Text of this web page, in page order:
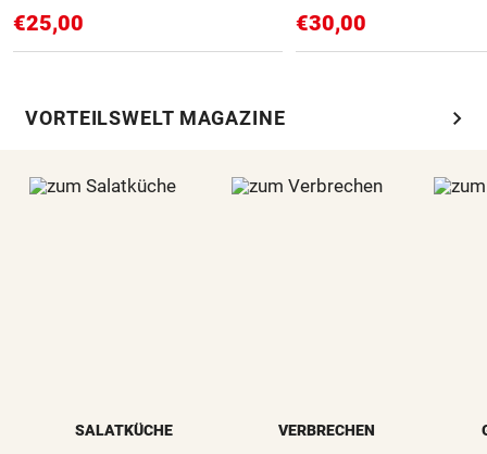
€25,00 €30,00
VORTEILSWELT MAGAZINE chevron_right
SALATKÜCHE VERBRECHEN